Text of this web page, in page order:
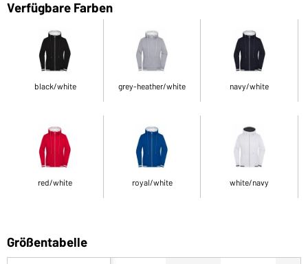
Verfügbare Farben
black/white grey-heather/white navy/white
red/white royal/white white/navy
Größentabelle